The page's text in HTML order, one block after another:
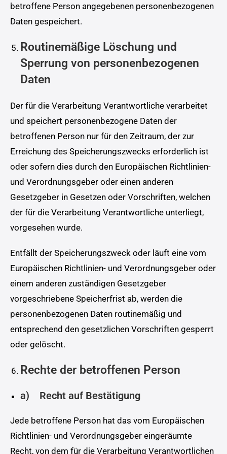
betroffene Person angegebenen personenbezogenen
Daten gespeichert.
Routinemäßige Löschung und
Sperrung von personenbezogenen
Daten
Der für die Verarbeitung Verantwortliche verarbeitet
und speichert personenbezogene Daten der
betroffenen Person nur für den Zeitraum, der zur
Erreichung des Speicherungszwecks erforderlich ist
oder sofern dies durch den Europäischen Richtlinien-
und Verordnungsgeber oder einen anderen
Gesetzgeber in Gesetzen oder Vorschriften, welchen
der für die Verarbeitung Verantwortliche unterliegt,
vorgesehen wurde.
Entfällt der Speicherungszweck oder läuft eine vom
Europäischen Richtlinien- und Verordnungsgeber oder
einem anderen zuständigen Gesetzgeber
vorgeschriebene Speicherfrist ab, werden die
personenbezogenen Daten routinemäßig und
entsprechend den gesetzlichen Vorschriften gesperrt
oder gelöscht.
Rechte der betroffenen Person
a) Recht auf Bestätigung
Jede betroffene Person hat das vom Europäischen
Richtlinien- und Verordnungsgeber eingeräumte
Recht, von dem für die Verarbeitung Verantwortlichen